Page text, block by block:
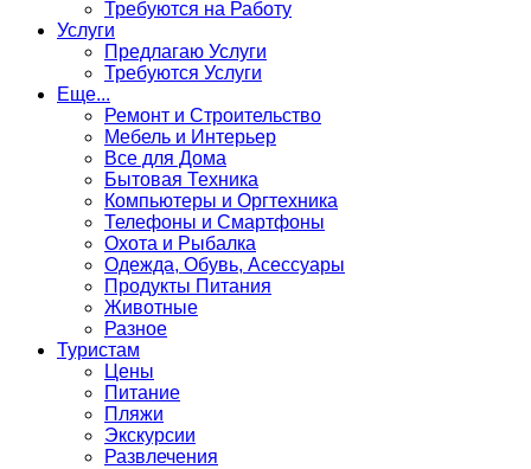
Требуются на Работу
Услуги
Предлагаю Услуги
Требуются Услуги
Еще...
Ремонт и Строительство
Мебель и Интерьер
Все для Дома
Бытовая Техника
Компьютеры и Оргтехника
Телефоны и Смартфоны
Охота и Рыбалка
Одежда, Обувь, Асессуары
Продукты Питания
Животные
Разное
Туристам
Цены
Питание
Пляжи
Экскурсии
Развлечения